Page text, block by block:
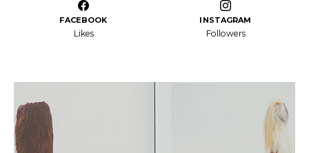
FACEBOOK
Likes
INSTAGRAM
Followers